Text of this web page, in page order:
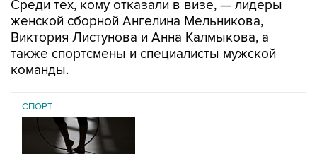
Виктория Листунова и Анна Калмыкова, а
также спортсмены и специалисты мужской
команды.
СПОРТ